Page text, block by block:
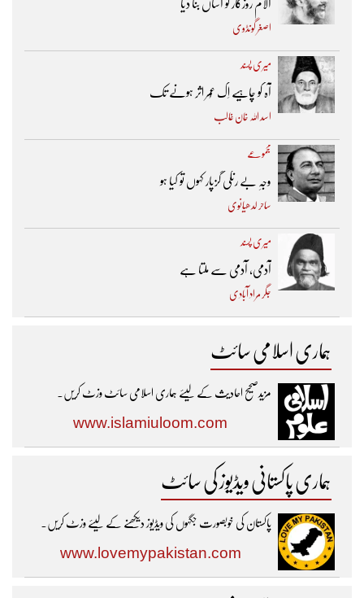
آلام روزگار کو آساں بنا دیا
اصغر گونڈوی
میری پسند
آہ کو چاہیے اِک عُمر اثر ہونے تک ​
اسد اللہ خان غالب
مجموعے
وجہِ بے رنگی گزپار کہوں تو کیا ہو
ساحر لدھیانوی
میری پسند
آدمی، آدمی سے ملتا ہے
جگر مراد آبادی
ہماری اسلامی سائٹ
مزیدصحیح احادیث کے لیئے ہماری اسلامی سائٹ وزٹ کریں۔
www.islamiuloom.com
ہماری پاکستانی ویڈیوز کی سائٹ
پاکستان کی خوبصورت جگہوں کی ویڈیوز دیکھنے کے لیئے وزٹ کریں۔
www.lovemypakistan.com